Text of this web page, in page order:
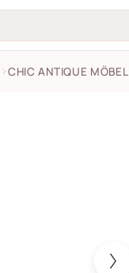
CHIC ANTIQUE MÖBEL